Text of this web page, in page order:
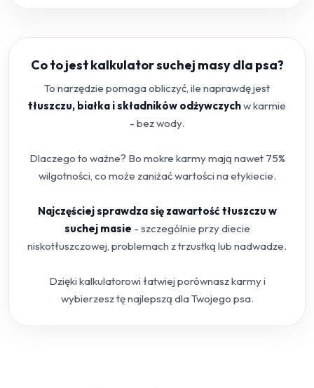
Co to jest kalkulator suchej masy dla psa?
To narzędzie pomaga obliczyć, ile naprawdę jest
tłuszczu, białka i składników odżywczychw karmie
- bez wody.
Dlaczego to ważne? Bo mokre karmy mają nawet 75%
wilgotności, co może zaniżać wartości na etykiecie.
Najczęściej sprawdza się zawartość tłuszczu w
suchej masie - szczególnie przy diecie
niskotłuszczowej, problemach z trzustką lub nadwadze.
Dzięki kalkulatorowi łatwiej porównasz karmy i
wybierzesz tę najlepszą dla Twojego psa.